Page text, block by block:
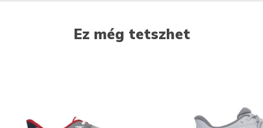
Ez még tetszhet